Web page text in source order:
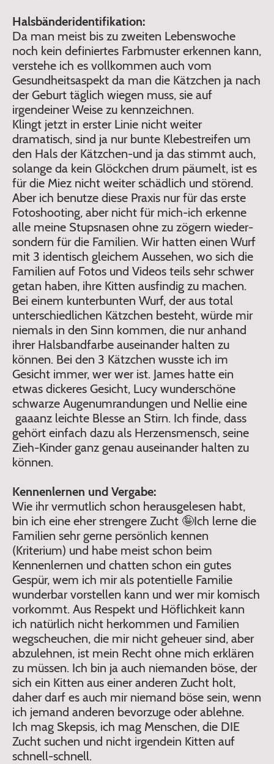
Halsbänderidentifikation:
Da man meist bis zu zweiten Lebenswoche
noch kein definiertes Farbmuster erkennen kann,
verstehe ich es vollkommen auch vom
Gesundheitsaspekt da man die Kätzchen ja nach
der Geburt täglich wiegen muss, sie auf
irgendeiner Weise zu kennzeichnen.
Klingt jetzt in erster Linie nicht weiter
dramatisch, sind ja nur bunte Klebestreifen um
den Hals der Kätzchen-und ja das stimmt auch,
solange da kein Glöckchen drum päumelt, ist es
für die Miez nicht weiter schädlich und störend.
Aber ich benutze diese Praxis nur für das erste
Fotoshooting, aber nicht für mich-ich erkenne
alle meine Stupsnasen ohne zu zögern wieder-
sondern für die Familien. Wir hatten einen Wurf
mit 3 identisch gleichem Aussehen, wo sich die
Familien auf Fotos und Videos teils sehr schwer
getan haben, ihre Kitten ausfindig zu machen.
Bei einem kunterbunten Wurf, der aus total
unterschiedlichen Kätzchen besteht, würde mir
niemals in den Sinn kommen, die nur anhand
ihrer Halsbandfarbe auseinander halten zu
können. Bei den 3 Kätzchen wusste ich im
Gesicht immer, wer wer ist. James hatte ein
etwas dickeres Gesicht, Lucy wunderschöne
schwarze Augenumrandungen und Nellie eine
gaaanz leichte Blesse an Stirn. Ich finde, dass
gehört einfach dazu als Herzensmensch, seine
Zieh-Kinder ganz genau auseinander halten zu
können.
Kennenlernen und Vergabe:
Wie ihr vermutlich schon herausgelesen habt,
bin ich eine eher strengere Zucht 🤪Ich lerne die
Familien sehr gerne persönlich kennen
(Kriterium) und habe meist schon beim
Kennenlernen und chatten schon ein gutes
Gespür, wem ich mir als potentielle Familie
wunderbar vorstellen kann und wer mir komisch
vorkommt. Aus Respekt und Höflichkeit kann
ich natürlich nicht herkommen und Familien
wegscheuchen, die mir nicht geheuer sind, aber
abzulehnen, ist mein Recht ohne mich erklären
zu müssen. Ich bin ja auch niemanden böse, der
sich ein Kitten aus einer anderen Zucht holt,
daher darf es auch mir niemand böse sein, wenn
ich jemand anderen bevorzuge oder ablehne.
Ich mag Skepsis, ich mag Menschen, die DIE
Zucht suchen und nicht irgendein Kitten auf
schnell-schnell.